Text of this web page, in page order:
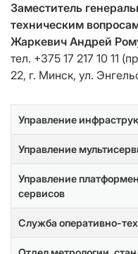
Заместитель
техническим
Жаркевич Андрей
тел. +375 17 217 10 11
22, г. Минск, ул.
Управление
Управление
Управление
сервисов
Служба оперативно-